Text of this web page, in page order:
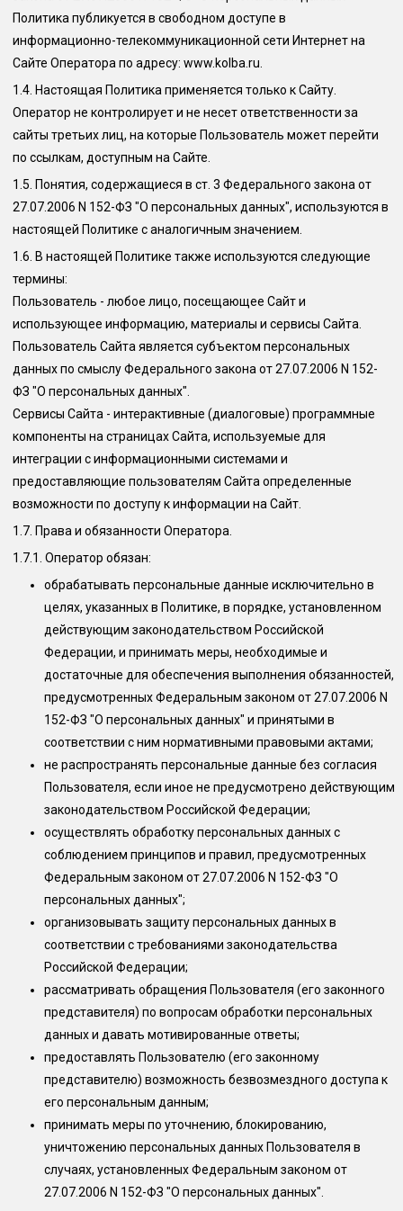
Политика публикуется в свободном доступе в
информационно-телекоммуникационной сети Интернет на
Сайте Оператора по адресу: www. kolba.ru
1.4. Настоящая Политика применяется только к Сайту.
Оператор не контролирует и не несет ответственности за
сайты третьих лиц, на которые Пользователь может перейти
по ссылкам, доступным на Сайте.
1.5. Понятия, содержащиеся в ст. 3 Федерального закона от
27.07.2006 N 152-ФЗ "О персональных данных", используются в
настоящей Политике с аналогичным значением.
1.6. В настоящей Политике также используются следующие
термины:
Пользователь - любое лицо, посещающее Сайт и
использующее информацию, материалы и сервисы Сайта.
Пользователь Сайта является субъектом персональных
данных по смыслу Федерального закона от 27.07.2006 N 152-
ФЗ "О персональных данных".
Сервисы Сайта - интерактивные (диалоговые) программные
компоненты на страницах Сайта, используемые для
интеграции с информационными системами и
предоставляющие пользователям Сайта определенные
возможности по доступу к информации на Сайт.
1.7. Права и обязанности Оператора.
1.7.1. Оператор обязан:
обрабатывать персональные данные исключительно в
целях, указанных в Политике, в порядке, установленном
действующим законодательством Российской
Федерации, и принимать меры, необходимые и
достаточные для обеспечения выполнения обязанностей,
предусмотренных Федеральным законом от 27.07.2006 N
152-ФЗ "О персональных данных" и принятыми в
соответствии с ним нормативными правовыми актами;
не распространять персональные данные без согласия
Пользователя, если иное не предусмотрено действующим
законодательством Российской Федерации;
осуществлять обработку персональных данных с
соблюдением принципов и правил, предусмотренных
Федеральным законом от 27.07.2006 N 152-ФЗ "О
персональных данных";
организовывать защиту персональных данных в
соответствии с требованиями законодательства
Российской Федерации;
рассматривать обращения Пользователя (его законного
представителя) по вопросам обработки персональных
данных и давать мотивированные ответы;
предоставлять Пользователю (его законному
представителю) возможность безвозмездного доступа к
его персональным данным;
принимать меры по уточнению, блокированию,
уничтожению персональных данных Пользователя в
случаях, установленных Федеральным законом от
27.07.2006 N 152-ФЗ "О персональных данных".